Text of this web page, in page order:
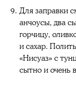
Для заправки
анчоусы, два
горчицу,
и сахар.
«Нисуаз» с
сытно и очень